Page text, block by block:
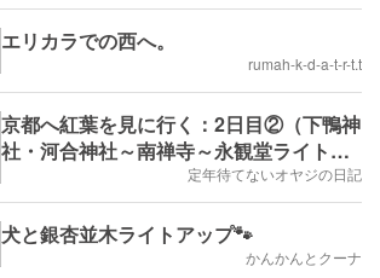
エリカラでの西へ。
rumah-k-d-a-t-r-t.t
京都へ紅葉を見に行く：2日目②（下鴨神
社・河合神社～南禅寺～永観堂ライトア
定年待てないオヤジの日記
犬と銀杏並木ライトアップ🐾
かんかんとクーナ